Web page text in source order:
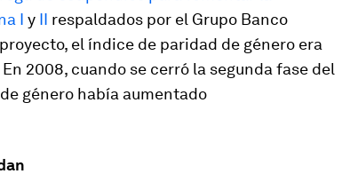
I y II respaldados por el Grupo Banco
el índice de paridad de género era
2008, cuando se cerró la segunda fase del
género había aumentado